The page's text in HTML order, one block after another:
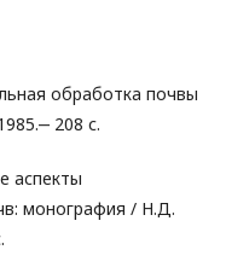
обработка почвы
208 с.
аспекты
монография / Н.Д.